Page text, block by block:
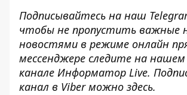
Подписывайтесь на наш
чтобы не пропустить важные
новостями в режиме онлайн
мессенджере следите на нашем
канале Информатор Live.
канал в Viber можно здесь.